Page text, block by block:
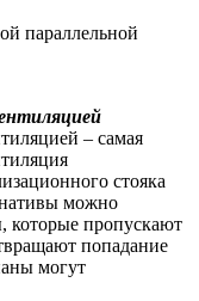
параллельной
– самая
стояка
можно
которые пропускают
попадание
могут